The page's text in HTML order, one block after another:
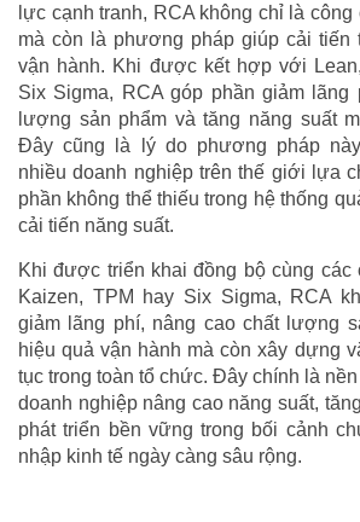
lực cạnh tranh, RCA không chỉ là
mà còn là phương pháp giúp cải tiến
vận hành. Khi được kết hợp với
Six Sigma, RCA góp phần giảm lãng
lượng sản phẩm và tăng năng suất
Đây cũng là lý do phương pháp
nhiều doanh nghiệp trên thế giới lựa
phần không thể thiếu trong hệ thống
cải tiến năng suất.
Khi được triển khai đồng bộ cùng các
Kaizen, TPM hay Six Sigma, RCA
giảm lãng phí, nâng cao chất lượng
hiệu quả vận hành mà còn xây dựng
tục trong toàn tổ chức. Đây chính là
doanh nghiệp nâng cao năng suất,
phát triển bền vững trong bối cảnh
nhập kinh tế ngày càng sâu rộng.